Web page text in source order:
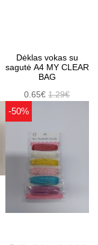
Dėklas vokas su
sagutė A4 MY CLEAR
BAG
0.65€1.29€
-50%